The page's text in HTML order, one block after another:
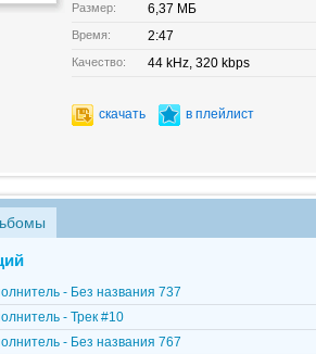
Размер: 6,37 МБ
Время: 2:47
Качество: 44 kHz, 320 kbps
скачать в плейлист
- Без названия 737
- Трек #10
- Без названия 767